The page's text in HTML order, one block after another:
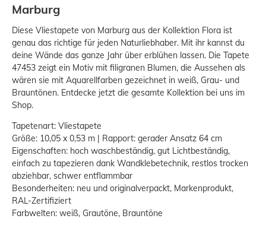
Marburg
Diese Vliestapete von Marburg aus der Kollektion Flora ist
genau das richtige für jeden Naturliebhaber. Mit ihr kannst du
deine Wände das ganze Jahr über erblühen lassen. Die Tapete
47453 zeigt ein Motiv mit filigranen Blumen, die Aussehen als
wären sie mit Aquarellfarben gezeichnet in weiß, Grau- und
Brauntönen. Entdecke jetzt die gesamte Kollektion bei uns im
Shop.
Tapetenart: Vliestapete
Größe: 10,05 x 0,53 m | Rapport: gerader Ansatz 64 cm
Eigenschaften: hoch waschbeständig, gut Lichtbeständig,
einfach zu tapezieren dank Wandklebetechnik, restlos trocken
abziehbar, schwer entflammbar
Besonderheiten: neu und originalverpackt, Markenprodukt,
RAL-Zertifiziert
Farbwelten: weiß, Grautöne, Brauntöne